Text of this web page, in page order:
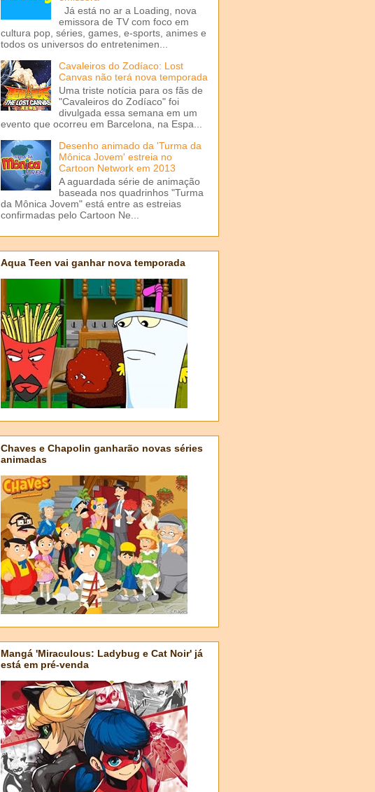
Já está no ar a Loading, nova
emissora de TV com foco em
cultura pop, séries, games, e-sports, animes e
todos os universos do entretenimen...
Cavaleiros do Zodíaco: Lost
Canvas não terá nova temporada
Uma triste notícia para os fãs de
"Cavaleiros do Zodíaco" foi
divulgada essa semana em um
evento que ocorreu em Barcelona, na Espa...
Desenho animado da 'Turma da
Mônica Jovem' estreia no
Cartoon Network em 2013
A aguardada série de animação
baseada nos quadrinhos "Turma
da Mônica Jovem" está entre as estreias
confirmadas pelo Cartoon Ne...
Aqua Teen vai ganhar nova temporada
Chaves e Chapolin ganharão novas séries
animadas
Mangá 'Miraculous: Ladybug e Cat Noir' já
está em pré-venda